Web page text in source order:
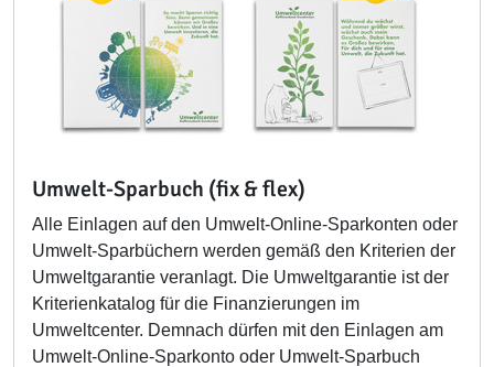
Umwelt-Sparbuch (fix & flex)
Alle Einlagen auf den Umwelt-Online-Sparkonten oder
Umwelt-Sparbüchern werden gemäß den Kriterien der
Umweltgarantie veranlagt. Die Umweltgarantie ist der
Kriterienkatalog für die Finanzierungen im
Umweltcenter. Demnach dürfen mit den Einlagen am
Umwelt-Online-Sparkonto oder Umwelt-Sparbuch